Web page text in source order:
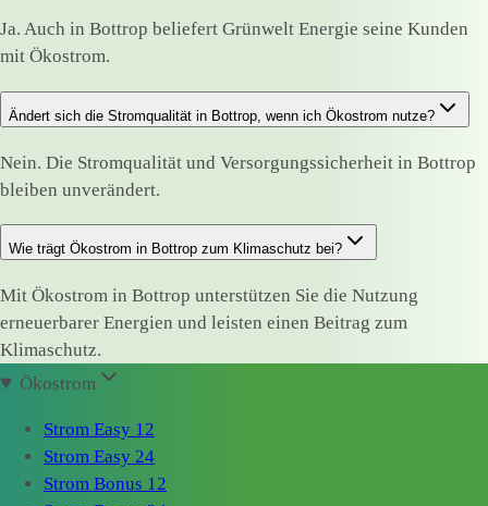
Ja. Auch in Bottrop beliefert Grünwelt Energie seine Kunden
mit Ökostrom.
Ändert sich die Stromqualität in Bottrop, wenn ich Ökostrom nutze?
Nein. Die Stromqualität und Versorgungssicherheit in Bottrop
bleiben unverändert.
Wie trägt Ökostrom in Bottrop zum Klimaschutz bei?
Mit Ökostrom in Bottrop unterstützen Sie die Nutzung
erneuerbarer Energien und leisten einen Beitrag zum
Klimaschutz.
Ökostrom
Strom Easy 12
Strom Easy 24
Strom Bonus 12